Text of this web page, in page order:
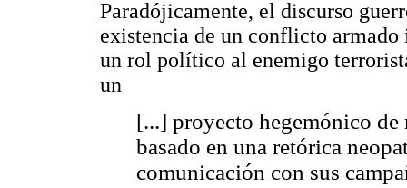
Paradójicamente, el discurso
existencia de un conflicto
un rol político al enemigo
un
[...] proyecto hegemónico
basado en una retórica
comunicación con sus